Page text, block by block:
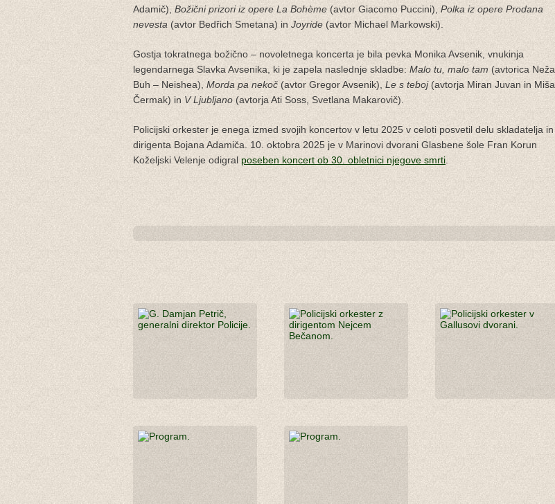
Adamič), Božični prizori iz opere La Bohème (avtor Giacomo Puccini), Polka iz opere Prodana
nevesta (avtor Bedřich Smetana) in Joyride (avtor Michael Markowski).
Gostja tokratnega božično – novoletnega koncerta je bila pevka Monika Avsenik, vnukinja
legendarnega Slavka Avsenika, ki je zapela naslednje skladbe: Malo tu, malo tam (avtorica Neža
Buh – Neishea), Morda pa nekoč (avtor Gregor Avsenik), Le s teboj(avtorja Miran Juvan in Miša
Čermak) in V Ljubljano (avtorja Ati Soss, Svetlana Makarovič).
Policijski orkester je enega izmed svojih koncertov v letu 2025 v celoti posvetil delu skladatelja in
dirigenta Bojana Adamiča. 10. oktobra 2025 je v Marinovi dvorani Glasbene šole Fran Korun
Koželjski Velenje odigral poseben koncert ob 30. obletnici njegove smrti